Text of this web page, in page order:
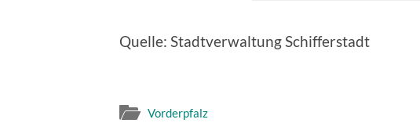
Quelle: Stadtverwaltung Schifferstadt
Vorderpfalz